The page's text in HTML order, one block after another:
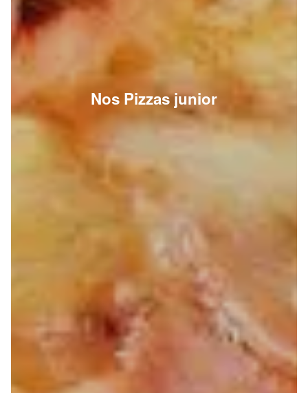
Nos Pizzas junior